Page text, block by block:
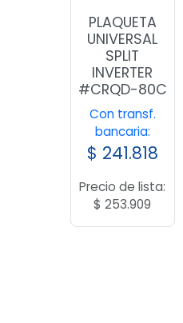
PLAQUETA
UNIVERSAL
SPLIT
INVERTER
#CRQD-80C
Con transf.
bancaria:
$ 241.818
Precio de lista:
$ 253.909